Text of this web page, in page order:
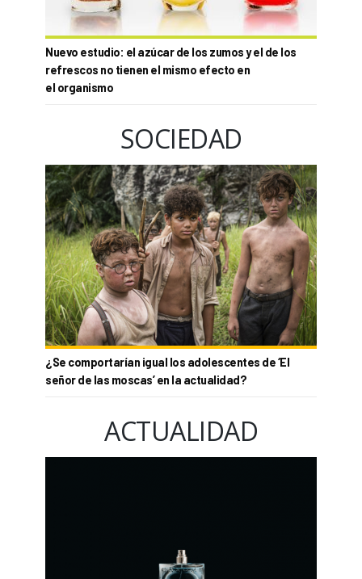
Nuevo estudio: el azúcar de los zumos y el de los
refrescos no tienen el mismo efecto en
el organismo
SOCIEDAD
¿Se comportarían igual los adolescentes de ‘El
señor de las moscas’ en la actualidad?
ACTUALIDAD